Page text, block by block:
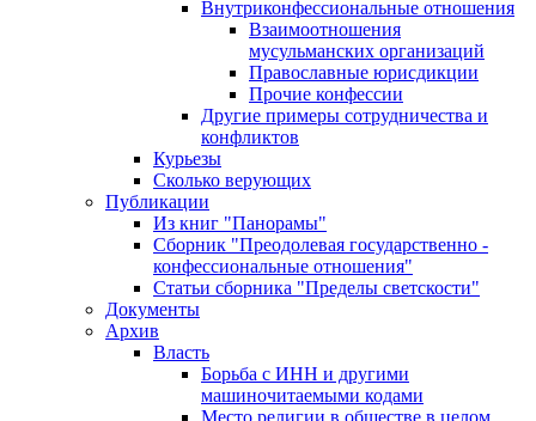
Внутриконфессиональные отношения
Взаимоотношения
мусульманских организаций
Православные юрисдикции
Прочие конфессии
Другие примеры сотрудничества и
конфликтов
Курьезы
Сколько верующих
Публикации
Из книг "Панорамы"
Сборник "Преодолевая государственно -
конфессиональные отношения"
Статьи сборника "Пределы светскости"
Документы
Архив
Власть
Борьба с ИНН и другими
машиночитаемыми кодами
Место религии в обществе в целом